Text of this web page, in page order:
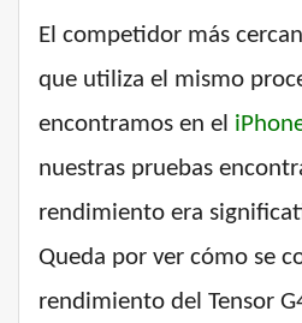
El competidor más
que utiliza el mismo
encontramos en el
nuestras pruebas
rendimiento era
Queda por ver cómo se
rendimiento del Tensor